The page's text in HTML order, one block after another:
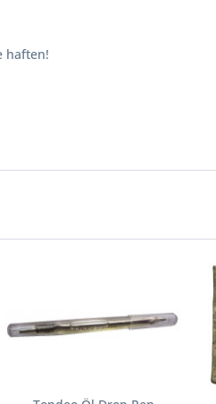
haften!